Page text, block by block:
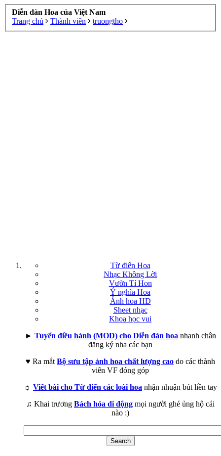
Diễn đàn Hoa của Việt Nam
Trang chủ
Thành viên truongtho
Từ điển Hoa
Nhạc Không Lời
Vườn Tí Hon
Ý nghĩa Hoa
Ảnh hoa HD
Sheet nhạc
Khoa học vui
► Tuyển điều hành (MOD) cho Diễn đàn hoa nhanh chân
đăng ký nha các bạn
♥ Ra mắt Bộ sưu tập ảnh hoa chất lượng cao do các thành
viên VF đóng góp
☼ Viết bài cho Từ điển các loài hoa nhận nhuận bút liền tay
♫ Khai trương Bách hóa di động mọi người ghé ủng hộ cái
nào :)